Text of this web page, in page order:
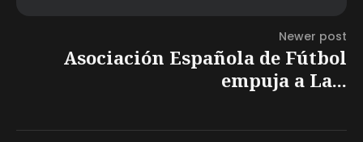
Newer post
Asociación Española de Fútbol
empuja a La...